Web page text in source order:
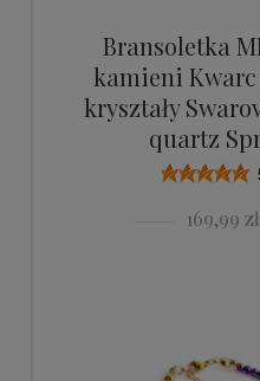
Bransoletka
kamieni
kryształy
quartz
169,99 zł